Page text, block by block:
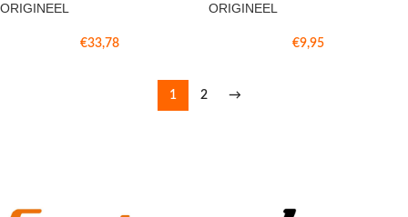
ORIGINEEL
€33,78
ORIGINEEL
€9,95
1 2 →